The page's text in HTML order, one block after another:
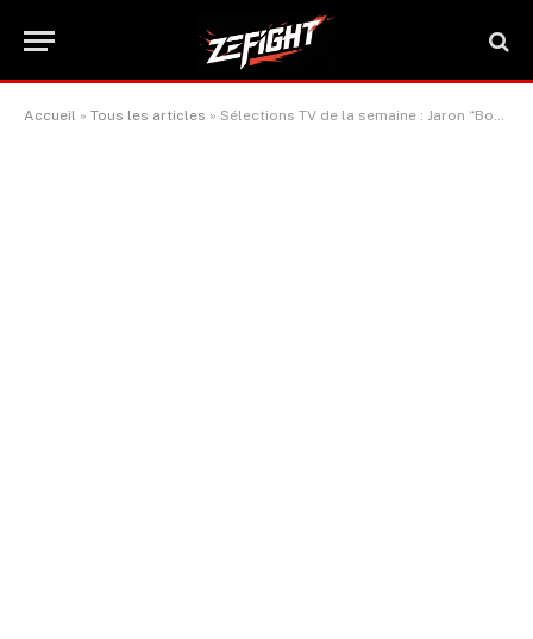
Accueil » Tous les articles » Sélections TV de la semaine : Jaron “Boots” Ennis contre David Avanesyan